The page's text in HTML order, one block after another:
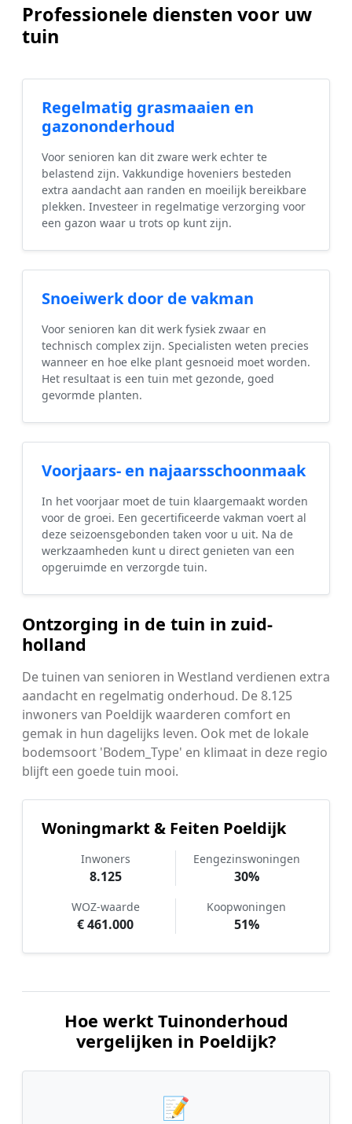
Professionele diensten voor uw
tuin
Regelmatig grasmaaien en
gazononderhoud
Voor senioren kan dit zware werk echter te
belastend zijn. Vakkundige hoveniers besteden
extra aandacht aan randen en moeilijk bereikbare
plekken. Investeer in regelmatige verzorging voor
een gazon waar u trots op kunt zijn.
Snoeiwerk door de vakman
Voor senioren kan dit werk fysiek zwaar en
technisch complex zijn. Specialisten weten precies
wanneer en hoe elke plant gesnoeid moet worden.
Het resultaat is een tuin met gezonde, goed
gevormde planten.
Voorjaars- en najaarsschoonmaak
In het voorjaar moet de tuin klaargemaakt worden
voor de groei. Een gecertificeerde vakman voert al
deze seizoensgebonden taken voor u uit. Na de
werkzaamheden kunt u direct genieten van een
opgeruimde en verzorgde tuin.
Ontzorging in de tuin in zuid-
holland
De tuinen van senioren in Westland verdienen extra
aandacht en regelmatig onderhoud. De 8.125
inwoners van Poeldijk waarderen comfort en
gemak in hun dagelijks leven. Ook met de lokale
bodemsoort 'Bodem_Type' en klimaat in deze regio
blijft een goede tuin mooi.
Woningmarkt & Feiten Poeldijk
Inwoners
8.125
Eengezinswoningen
30%
WOZ-waarde
€ 461.000
Koopwoningen
51%
Hoe werkt Tuinonderhoud
vergelijken in Poeldijk?
📝